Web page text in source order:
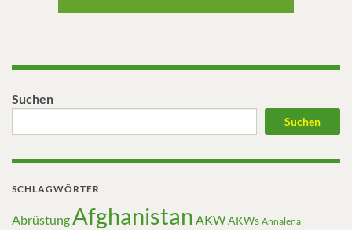
Suchen
Suchen
SCHLAGWÖRTER
Abrüstung Afghanistan AKWAKWs Annalena